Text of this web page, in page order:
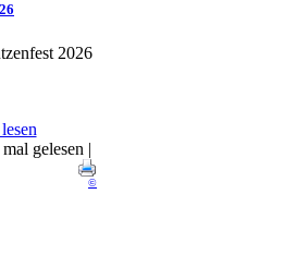
2026
mal gelesen |
©